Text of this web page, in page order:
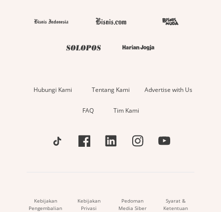
Hubungi Kami Tentang Kami Advertise with Us
FAQ Tim Kami
Kebijakan
Pengembalian
Kebijakan
Privasi
Pedoman
Media Siber
Syarat &
Ketentuan